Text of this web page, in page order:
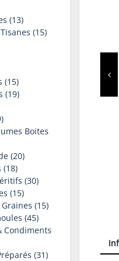
(13)
(15)
(15)
(19)
Boites
(20)
(18)
(30)
(15)
(15)
(45)
Condiments
(31)